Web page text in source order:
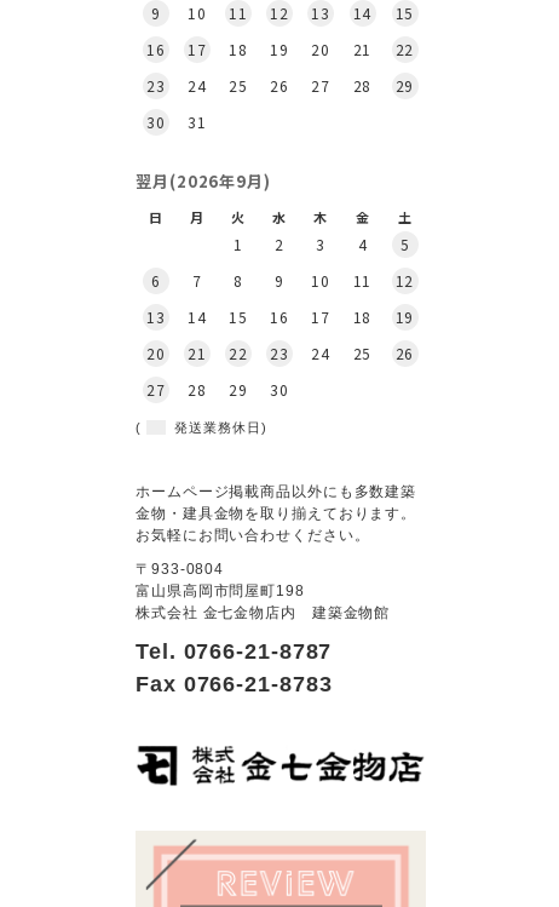
9
10 11 12 13 14
15
16
17 18 19 20 21
22
23
24 25 26 27 28
29
30
31
翌月(2026年9月)
日 月 火 水 木 金 土
1 2 3 4
5
6
7 8 9 10 11
12
13
14 15 16 17 18
19
20
21 22 23 24 25
26
27
28 29 30
( 発送業務休日)
ホームページ掲載商品以外にも多数建築
金物・建具金物を取り揃えております。
お気軽にお問い合わせください。
〒933-0804
富山県高岡市問屋町198
株式会社 金七金物店内 建築金物館
Tel. 0766-21-8787
Fax 0766-21-8783